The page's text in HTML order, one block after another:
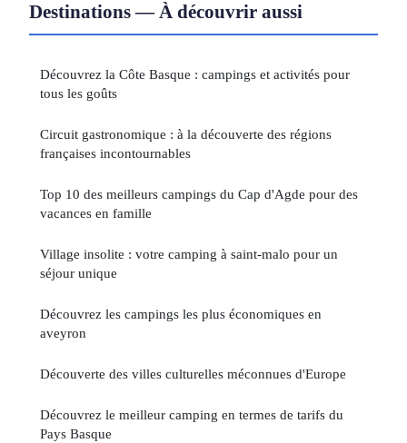
Destinations — À découvrir aussi
Découvrez la Côte Basque : campings et activités pour
tous les goûts
Circuit gastronomique : à la découverte des régions
françaises incontournables
Top 10 des meilleurs campings du Cap d'Agde pour des
vacances en famille
Village insolite : votre camping à saint-malo pour un
séjour unique
Découvrez les campings les plus économiques en
aveyron
Découverte des villes culturelles méconnues d'Europe
Découvrez le meilleur camping en termes de tarifs du
Pays Basque